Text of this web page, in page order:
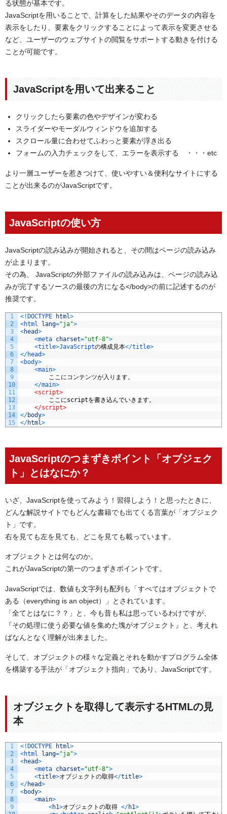
る状態が基本です。
JavaScriptを用いることで、計算をした結果やそのデータの内容を
表示をしたり、要素をクリックすることによって表示を変更させる
など、ユーザーのウェブサイトの閲覧をサポートする動きを付ける
ことが可能です。
JavaScriptを用いて出来ること
クリックしたら要素の色やデザインが変わる
スライダーやモーダルウィンドウを追加する
スクロール量に合わせてふわっと要素が浮き出る
フォームの入力チェックをして、エラーを表示する ・・・etc
より一層ユーザーを惹きつけて、使いやすい＆便利なサイトにする
ことが出来るのがJavaScriptです。
JavaScriptの使い方
JavaScriptの読み込みが開始されると、その間はページの読み込み
が止まります。
その為、 JavaScriptの外部ファイルの読み込みは、ページの読み込
みが完了するソースの最後の方になる</body>の前に記述するのが
推奨です。
1
2
3
4
5
6
7
8
9
10
11
12
13
14
15
< ! DOCTYPE html>
<html lang="ja">
<head>
<meta charset="utf-8">
<title>JavaScriptの構成見本</title>
</head>
<body>
<main>
ここにコンテンツが入ります。
</main>
<script>
ここにscriptを書き込んでいきます。
</script>
</body>
</html>
JavaScriptのつまずきポイント「オブジェク
ト」とはなにか？
いざ、JavaScriptを使ってみよう！習得しよう！と思ったときに、
どんな解説サイトでもどんな書籍でも出てくる言葉が「オブジェク
ト」です。
右を見ても左を見ても、どこを見ても載っています。
オブジェクトとは何なのか。
これがJavaScriptの第一のつまずきポイントです。
JavaScriptでは、数値も文字列も配列も「すべてはオブジェクトで
ある（everything is an object）」とされています。
「全てとはなに？？」と、今も昔も私は思っているわけですが、
『その処理に使う必要な値を集めた塊がオブジェクト』と、考えれ
ばなんとなく理解が出来ました。
そして、オブジェクトの様々な定義とそれを動かすプログラム全体
を構築する手法が「オブジェクト指向」であり、JavaScriptです。
オブジェクトを取得して表示するHTMLの見
本
1
2
3
4
5
6
7
8
9
< ! DOCTYPE html>
<html lang="ja">
<head>
<meta charset="utf-8">
<title>オブジェクトの取得</title>
</head>
<body>
<main>
<h1>オブジェクトの取得 </h1>